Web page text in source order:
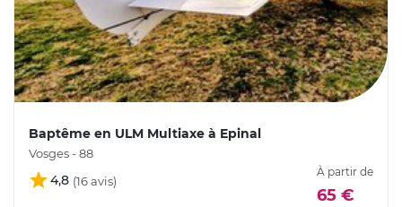
Baptême en ULM Multiaxe à Epinal
Vosges - 88
4,8
À partir de
65 €